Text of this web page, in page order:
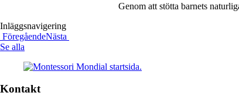
Genom att stötta barnets
Inläggsnavigering
FöregåendeNästa
Se alla
Kontakt